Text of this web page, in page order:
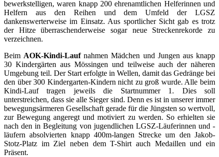
bewerkstelligen, waren knapp 200 ehrenamtlichen Helferinnen und
Helfern aus den Reihen und dem Umfeld der LGSZ
dankenswerterweise im Einsatz. Aus sportlicher Sicht gab es trotz
der Hitze überraschenderweise sogar neue Streckenrekorde zu
verzeichnen.
Beim AOK-Kindi-Laufnahmen Mädchen und Jungen aus knapp
30 Kindergärten aus Mössingen und teilweise auch der näheren
Umgebung teil. Der Start erfolgte in Wellen, damit das Gedränge bei
den über 300 Kindergarten-Kindern nicht zu groß wurde. Alle beim
Kindi-Lauf tragen jeweils die Startnummer 1. Dies soll
unterstreichen, dass sie alle Sieger sind. Denn es ist in unserer immer
bewegungsärmeren Gesellschaft gerade für die Jüngsten so wertvoll,
zur Bewegung angeregt und motiviert zu werden. So erhielten sie
nach den in Begleitung von jugendlichen LGSZ-Läuferinnen und -
läufern absolvierten knapp 400m-langen Strecke um den Jakob-
Stotz-Platz im Ziel neben dem T-Shirt auch Medaillen und ein
Präsent.